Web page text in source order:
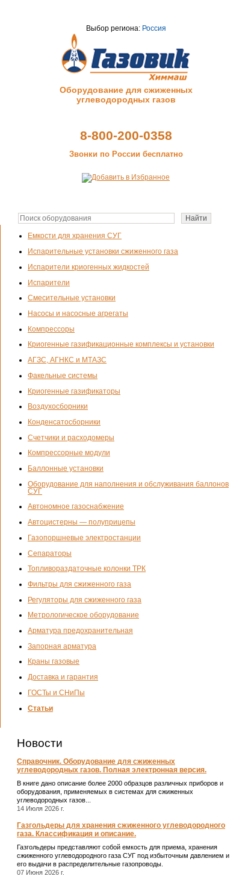
Выбор региона: Россия
Оборудование для сжиженных
углеводородных газов
8-800-200-0358
Звонки по России бесплатно
Емкости для хранения СУГ
Испарительные установки сжиженного газа
Испарители криогенных жидкостей
Испарители
Смесительные установки
Насосы и насосные агрегаты
Компрессоры
Криогенные газификационные комплексы и установки
АГЗС, АГНКС и МТАЗС
Факельные системы
Криогенные газификаторы
Воздухосборники
Конденсатосборники
Счетчики и расходомеры
Компрессорные модули
Баллонные установки
Оборудование для наполнения и обслуживания баллонов
СУГ
Автономное газоснабжение
Автоцистерны — полуприцепы
Газопоршневые электростанции
Сепараторы
Топливораздаточные колонки ТРК
Фильтры для сжиженного газа
Регуляторы для сжиженного газа
Метрологическое оборудование
Арматура предохранительная
Запорная арматура
Краны газовые
Доставка и гарантия
ГОСТы и СНиПы
Статьи
Новости
Справочник. Оборудование для сжиженных
углеводородных газов. Полная электронная версия.
В книге дано описание более 2000 образцов различных приборов и
оборудования, применяемых в системах для сжиженных
углеводородных газов...
14 Июля 2026 г.
Газгольдеры для хранения сжиженного углеводородного
газа. Классификация и описание.
Газгольдеры представляют собой емкость для приема, хранения
сжиженного углеводородного газа СУГ под избыточным давлением и
его выдачи в распределительные газопроводы.
07 Июня 2026 г.